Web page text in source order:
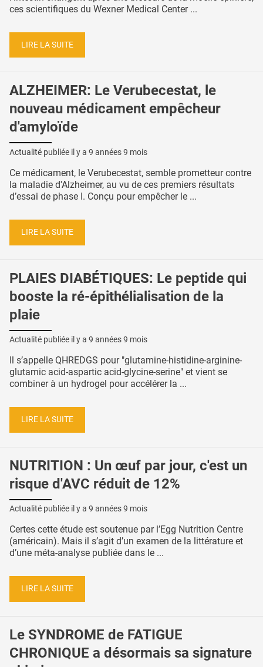
ces scientifiques du Wexner Medical Center ...
LIRE LA SUITE
ALZHEIMER: Le Verubecestat, le
nouveau médicament empêcheur
d'amyloïde
Actualité publiée il y a 9 années 9 mois
Ce médicament, le Verubecestat, semble prometteur contre
la maladie d'Alzheimer, au vu de ces premiers résultats
d’essai de phase I. Conçu pour empêcher le ...
LIRE LA SUITE
PLAIES DIABÉTIQUES: Le peptide qui
booste la ré-épithélialisation de la
plaie
Actualité publiée il y a 9 années 9 mois
Il s’appelle QHREDGS pour "glutamine-histidine-arginine-
glutamic acid-aspartic acid-glycine-serine" et vient se
combiner à un hydrogel pour accélérer la ...
LIRE LA SUITE
NUTRITION : Un œuf par jour, c'est un
risque d'AVC réduit de 12%
Actualité publiée il y a 9 années 9 mois
Certes cette étude est soutenue par l’Egg Nutrition Centre
(américain). Mais il s’agit d’un examen de la littérature et
d’une méta-analyse publiée dans le ...
LIRE LA SUITE
Le SYNDROME de FATIGUE
CHRONIQUE a désormais sa signature